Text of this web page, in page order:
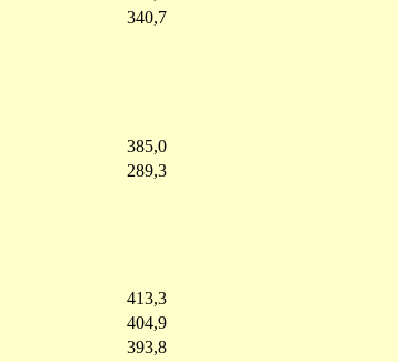
340,7
385,0
289,3
413,3
404,9
393,8